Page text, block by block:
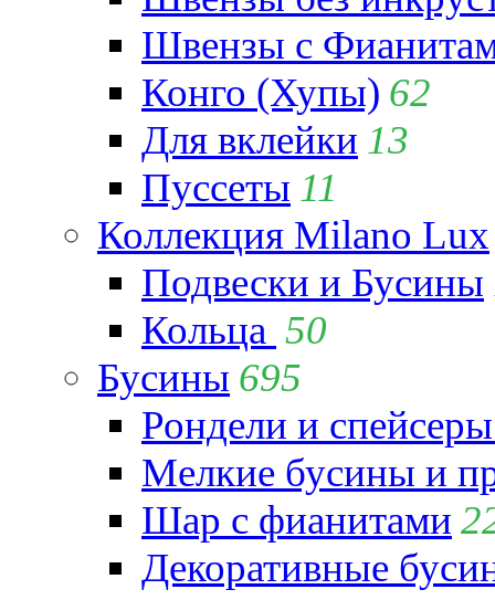
Швензы с
Конго (Хупы) 62
Для вклейки 13
Пуссеты 11
Коллекция Milano Lux
Подвески и Бусины
Кольца 50
Бусины 695
Рондели и
Мелкие бусины и
Шар с фианитами
Декоративные